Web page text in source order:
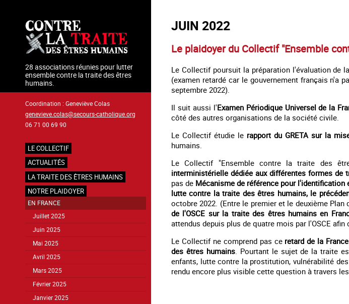
contenu
principal
28 associations réunies pour lutter
ensemble contre la traite des êtres
humains.
Coordination : Geneviève Colas
genevieve.colas@secours-catholique.org
06 71 00 69 90
Navigation
principale
LE COLLECTIF
ACTUALITÉS
LA TRAITE DES ÊTRES HUMAINS
NOTRE PLAIDOYER
EN FRANCE
Juillet 2025
Juin 2025
Mai 2025
Avril 2025
Mars 2025
Février 2025
Janvier 2025
JUIN 2022
Le plaidoyer du Collectif "Ensemble
Le Collectif poursuit la préparation l'évaluation de
(examen retardé car le gouvernement français n'a
septembre 2022).
Il suit aussi l'Examen Périodique Universel de la
côté des autres organisations de la société civile.
Le Collectif étudie le rapport du GRETA sur la
humains.
Le Collectif "Ensemble contre la traite des
interministérielle dédiée aux différentes formes
pas de Mécanisme de référence pour
lutte contre la traite des êtres humains, le
octobre 2022. (Entre le premier et le deuxième
de l'OSCE sur la traite des êtres humains en
attendus depuis plus de quatre mois par l'OSCE
Le Collectif ne comprend pas ce retard de la
des êtres humains. Pourtant le sujet de la traite
enfants, lutte contre la prostitution, vulnérabilité
rendu encore plus visible cette question à travers